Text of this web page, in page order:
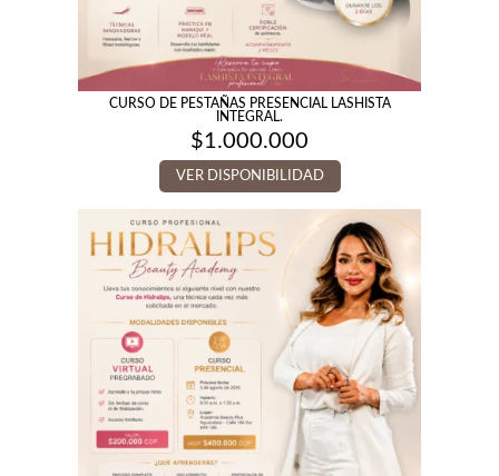
CURSO DE PESTAÑAS PRESENCIAL LASHISTA
INTEGRAL.
$1.000.000
VER DISPONIBILIDAD